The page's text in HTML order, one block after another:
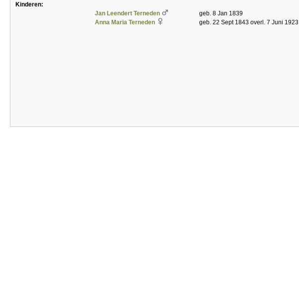
Kinderen:
Jan Leendert Terneden
geb. 8 Jan 1839
Anna Maria Terneden
geb. 22 Sept 1843 overl. 7 Juni 1923